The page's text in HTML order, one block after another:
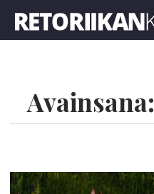
Avainsana: